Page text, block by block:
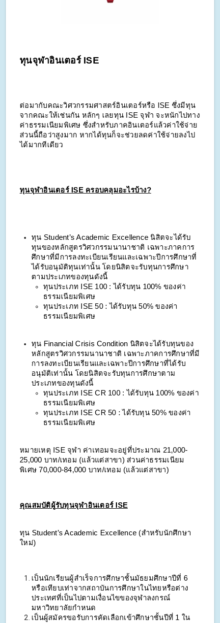
ทุนจุฬาอินเตอร์ ISE
ต่อมากับคณะวิศวกรรมศาสตร์อินเตอร์หรือ ISE ซึ่งมีทุน
จากคณะให้เช่นกัน หลักๆ เลยทุน ISE จุฬา จะหนักไปทาง
ค่าธรรมเนียมพิเศษ ซึ่งสำหรับภาคอินเตอร์แล้วค่าใช้จ่าย
ส่วนนี้ถือว่าสูงมาก หากได้ทุนก็จะช่วยลดค่าใช้จ่ายลงไป
ได้มากทีเดียว
ทุนจุฬาอินเตอร์ ISE ครอบคลุมอะไรบ้าง?
ทุน Student’s Academic Excellence นิสิตจะได้รับ
ทุนของหลักสูตรวิศวกรรมนานาชาติ เฉพาะภาคการ
ศึกษาที่มีการลงทะเบียนเรียนและเฉพาะปีการศึกษาที่
ได้รับอนุมัติทุนเท่านั้น โดยนิสิตจะรับทุนการศึกษา
ตามประเภทของทุนดังนี้
ทุนประเภท ISE 100 : ได้รับทุน 100% ของค่า
ธรรมเนียมพิเศษ
ทุนประเภท ISE 50 : ได้รับทุน 50% ของค่า
ธรรมเนียมพิเศษ
ทุน Financial Crisis Condition นิสิตจะได้รับทุนของ
หลักสูตรวิศวกรรมนานาชาติ เฉพาะภาคการศึกษาที่มี
การลงทะเบียนเรียนและเฉพาะปีการศึกษาที่ได้รับ
อนุมัติเท่านั้น โดยนิสิตจะรับทุนการศึกษาตาม
ประเภทของทุนดังนี้
ทุนประเภท ISE CR 100 : ได้รับทุน 100% ของค่า
ธรรมเนียมพิเศษ
ทุนประเภท ISE CR 50 : ได้รับทุน 50% ของค่า
ธรรมเนียมพิเศษ
หมายเหตุ ISE จุฬา ค่าเทอมจะอยู่ที่ประมาณ 21,000-
25,000 บาท/เทอม (แล้วแต่สาขา) ส่วนค่าธรรมเนียม
พิเศษ 70,000-84,000 บาท/เทอม (แล้วแต่สาขา)
คุณสมบัติผู้รับทุนจุฬาอินเตอร์ ISE
ทุน Student’s Academic Excellence (สำหรับนักศึกษา
ใหม่)
เป็นนักเรียนผู้สำเร็จการศึกษาชั้นมัธยมศึกษาปีที่ 6
หรือเทียบเท่าจากสถาบันการศึกษาในไทยหรือต่าง
ประเทศที่เป็นไปตามเงื่อนไขของจุฬาลงกรณ์
มหาวิทยาลัยกำหนด
เป็นผู้สมัครขอรับการคัดเลือกเข้าศึกษาชั้นปีที่ 1 ใน